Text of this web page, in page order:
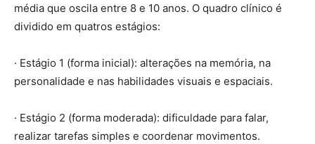
média que oscila entre 8 e 10 anos. O quadro clínico é
dividido em quatros estágios:
· Estágio 1 (forma inicial): alterações na memória, na
personalidade e nas habilidades visuais e espaciais.
· Estágio 2 (forma moderada): dificuldade para falar,
realizar tarefas simples e coordenar movimentos.